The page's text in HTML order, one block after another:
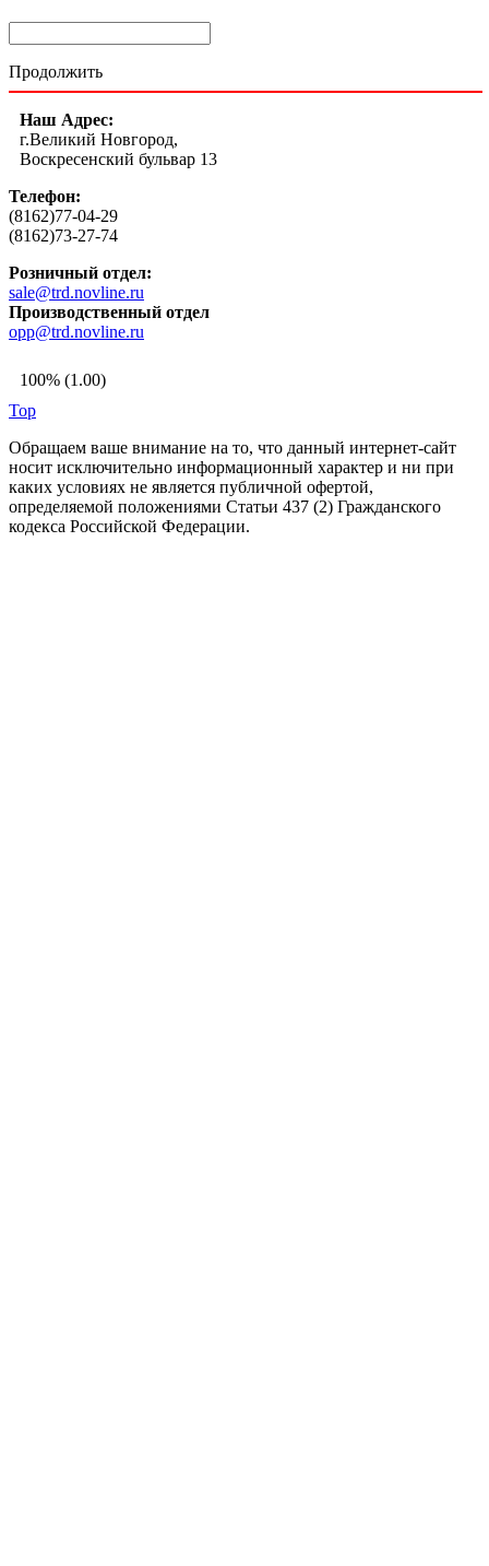
Продолжить
Наш Адрес:
г.Великий Новгород,
Воскресенский бульвар 13
Телефон:
(8162)77-04-29
(8162)73-27-74
Розничный отдел:
sale@trd.novline.ru
Производственный отдел
opp@trd.novline.ru
100% (1.00)
Top
Обращаем ваше внимание на то, что данный интернет-сайт
носит исключительно информационный характер и ни при
каких условиях не является публичной офертой,
определяемой положениями Статьи 437 (2) Гражданского
кодекса Российской Федерации.